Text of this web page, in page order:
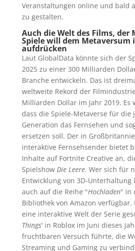
Veranstaltungen online und bald
zu gestalten.
Auch die Welt des Films, der
Spiele will dem Metaversum
aufdrücken
Laut GlobalData könnte sich der
2025 zu einer 300 Milliarden
Branche entwickeln. Das ist
weltweite Rekord der
Milliarden Dollar im Jahr 2019. Es
dass die Spiele-Metaverse für die
Generation das Fernsehen und
ersetzen soll. Der in
interaktive Fernsehsender bietet
Inhalte auf Fortnite Creative an,
Spielshow Die Leere. Wer sich für
Entwicklung von 3D-Unterhaltung
auch auf die Reihe "Hochladen" in
Bibliothek von Amazon
eine interaktive Welt der Serie
Things' in Roblox im Juni dieses
fruchtbaren Versuch führte, die
Streaming und Gaming zu